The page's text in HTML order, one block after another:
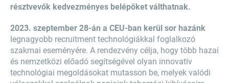
résztvevők kedvezményes belépőket válthatnak.
2023. szeptember 28-án a CEU-ban kerül sor hazánk
legnagyobb recruitment technológiákkal foglalkozó
szakmai eseményére. A rendezvény célja, hogy több hazai
és nemzetközi előadó segítségével olyan innovatív
technológiai megoldásokat mutasson be, melyek valódi